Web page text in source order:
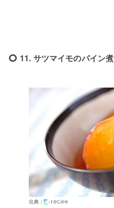
11. サツマイモのパイン煮
出典：